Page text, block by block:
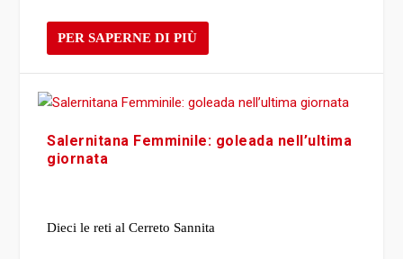
PER SAPERNE DI PIÙ
Salernitana Femminile: goleada nell’ultima
giornata
Dieci le reti al Cerreto Sannita